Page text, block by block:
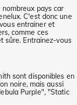
pays car
C'est donc une
entrainer et
comme ces
sûre. Entrainez-vous
sont disponibles en
noire, mais aussi
Purple", "Static